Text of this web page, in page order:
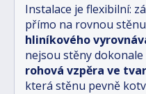
Instalace je flexibilní:
přímo na rovnou
hliníkového
nejsou stěny
rohová vzpěra ve
která stěnu pevně